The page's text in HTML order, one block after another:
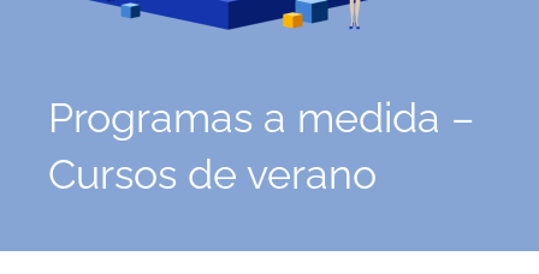
Programas a medida –
Cursos de verano